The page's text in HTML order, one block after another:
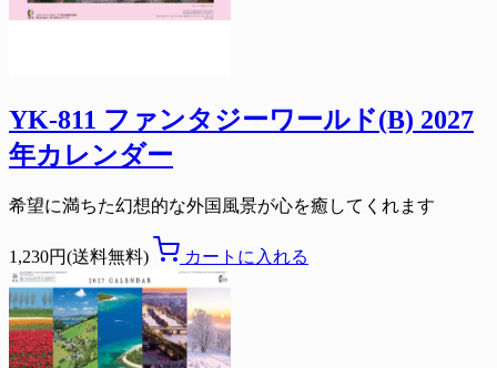
YK-811 ファンタジーワールド(B) 2027
年カレンダー
希望に満ちた幻想的な外国風景が心を癒してくれます
1,230円(送料無料) カートに入れる